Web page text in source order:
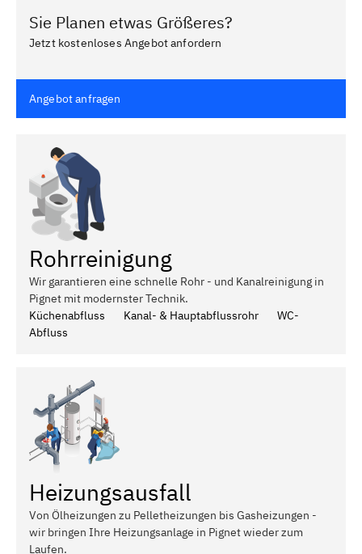
Sie Planen etwas Größeres?
Jetzt kostenloses Angebot anfordern
Angebot anfragen
Rohrreinigung
Wir garantieren eine schnelle Rohr - und Kanalreinigung in
Pignet mit modernster Technik.
Küchenabfluss
Kanal- & Hauptabflussrohr
WC-
Abfluss
Heizungsausfall
Von Ölheizungen zu Pelletheizungen bis Gasheizungen -
wir bringen Ihre Heizungsanlage in Pignet wieder zum
Laufen.